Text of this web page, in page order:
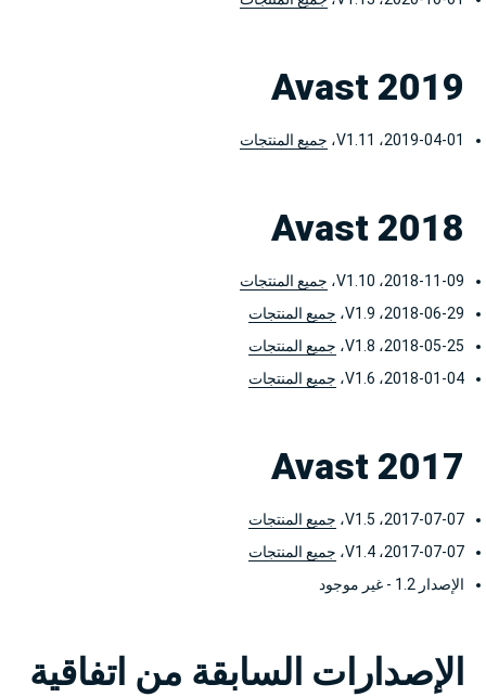
Avast 2019
2019-04-01، V1.11، جميع المنتجات
Avast 2018
2018-11-09، V1.10،
جميع المنتجات
2018-06-29، V1.9،
جميع المنتجات
2018-05-25، V1.8،
جميع المنتجات
2018-01-04، V1.6،
جميع المنتجات
Avast 2017
2017-07-07، V1.5،
جميع المنتجات
2017-07-07، V1.4،
جميع المنتجات
الإصدار 1.2 - غير موجود
الإصدارات السابقة من اتفاقية